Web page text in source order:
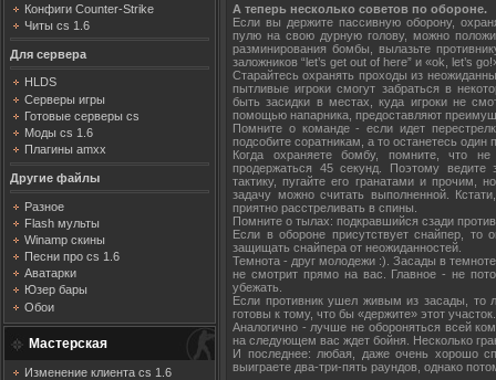
Конфиги Counter-Strike
Читы cs 1.6
Для сервера
HLDS
Серверы игры
Готовые серверы cs
Моды cs 1.6
Плагины amxx
Другие файлы
Разное
Flash мульты
Winamp скины
Песни про cs 1.6
Аватарки
Юзер бары
Обои
Мастерская
Изменение клиента cs 1.6
А теперь несколько советов по обороне.
Если вы держите пассивную оборону,
пулю на свою дурную голову, можно
разминирования бомбы, вылазьте
заложников “let’s get out of here” и «ok, let’s
Старайтесь охранять проходы из
пытливые игроки смогут забраться в
быть засидки в местах, куда игроки не
помощью напарника, предоставляют
Помните о команде - если идет
подсобите соратникам, а то останетесь
Когда охраняете бомбу, помните, что
продержаться 45 секунд. Поэтому ведите
тактику, пугайте его гранатами и прочим,
задачу можно считать выполненной.
приятно расстреливать в спины.
Помните о тылах: подкравшийся сзади
Если в обороне присутствует снайпер, то
защищать снайпера от неожиданностей.
Темнота - друг молодежи :). Засады в
не смотрит прямо на вас. Главное - не
убежать.
Если противник ушел живым из засады, то
готовы к тому, что бы «держите» этот участок.
Аналогично - лучше не обороняться всей
на следующем вас ждет бойня. Несколько
И последнее: любая, даже очень хорошо
выиграете два-три-пять раундов, однако